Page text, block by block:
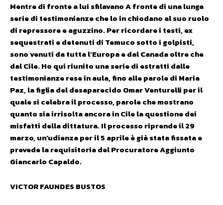
Mentre di fronte a lui sfilavano A fronte di una lunga
serie di testimonianze che lo in chiodano al suo ruolo
di repressore e aguzzino. Per ricordare i testi, ex
sequestrati e detenuti di Temuco sotto i golpisti,
sono venuti da tutta l’Europa e dal Canada oltre che
dal Cile. Ho qui riunito una serie di estratti dalle
testimonianze rese in aula, fino alle parole di Maria
Paz, la figlia del desaparecido Omar Venturelli per il
quale si celebra il processo, parole che mostrano
quanto sia irrisolta ancora in Cile la questione dei
misfatti della dittatura. Il processo riprende il 29
marzo, un’udienza per il 5 aprile è già stata fissata e
prevede la requisitoria del Procuratore Aggiunto
Giancarlo Capaldo.
VICTOR FAUNDES BUSTOS